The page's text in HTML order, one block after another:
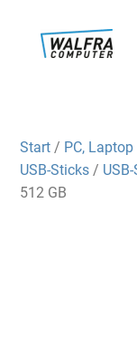
Start / PC,
USB-Sticks /
512 GB